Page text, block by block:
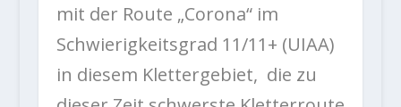
mit der Route „Corona“ im
Schwierigkeitsgrad 11/11+ (UIAA)
in diesem Klettergebiet, die zu